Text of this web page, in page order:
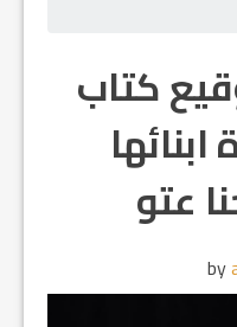
كتاب
عتو